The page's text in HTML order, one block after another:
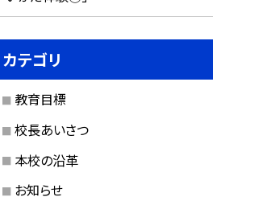
カテゴリ
教育目標
校長あいさつ
本校の沿革
お知らせ